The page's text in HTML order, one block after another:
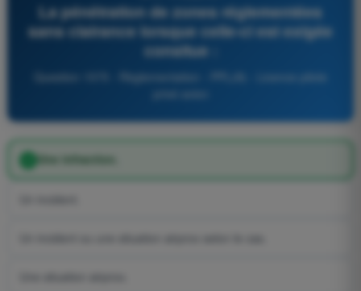
La pénétration de zones réglementées
sans clairance lorsque celle-ci est exigée
consitue :
Une infraction.